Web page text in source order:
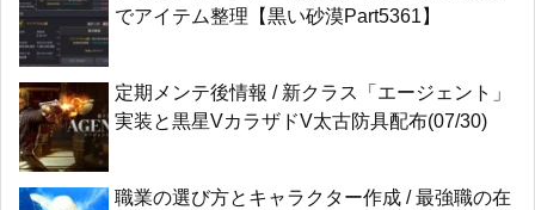
でアイテム整理【黒い砂漠Part5361】
定期メンテ後情報 / 新クラス「エージェント」
実装と黒星VカラザドV太古防具配布(07/30)
職業の選び方とキャラクター作成 / 最強職の在